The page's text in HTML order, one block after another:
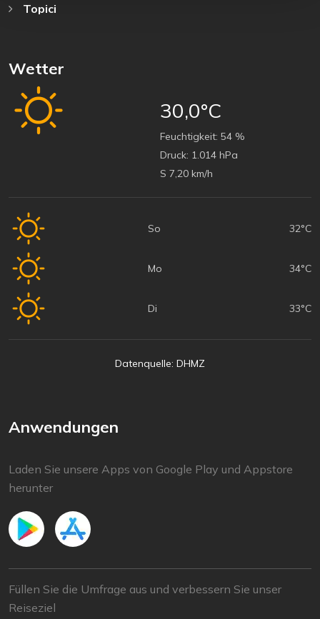
Topici
Wetter
30,0°C
Feuchtigkeit: 54 %
Druck: 1.014 hPa
S 7,20 km/h
So 32°C
Mo 34°C
Di 33°C
Datenquelle: DHMZ
Anwendungen
Laden Sie unsere Apps von Google Play und Appstore
herunter
Füllen Sie die Umfrage aus und verbessern Sie unser
Reiseziel